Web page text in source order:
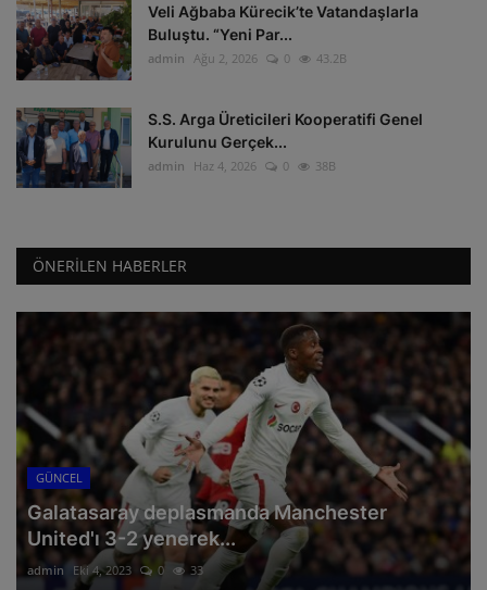
Veli Ağbaba Kürecik’te Vatandaşlarla
Buluştu. “Yeni Par...
admin Ağu 2, 2026 0 43.2B
S.S. Arga Üreticileri Kooperatifi Genel
Kurulunu Gerçek...
admin Haz 4, 2026 0 38B
ÖNERILEN HABERLER
GÜNCEL
Galatasaray deplasmanda Manchester
United'ı 3-2 yenerek...
admin Eki 4, 2023 0 33